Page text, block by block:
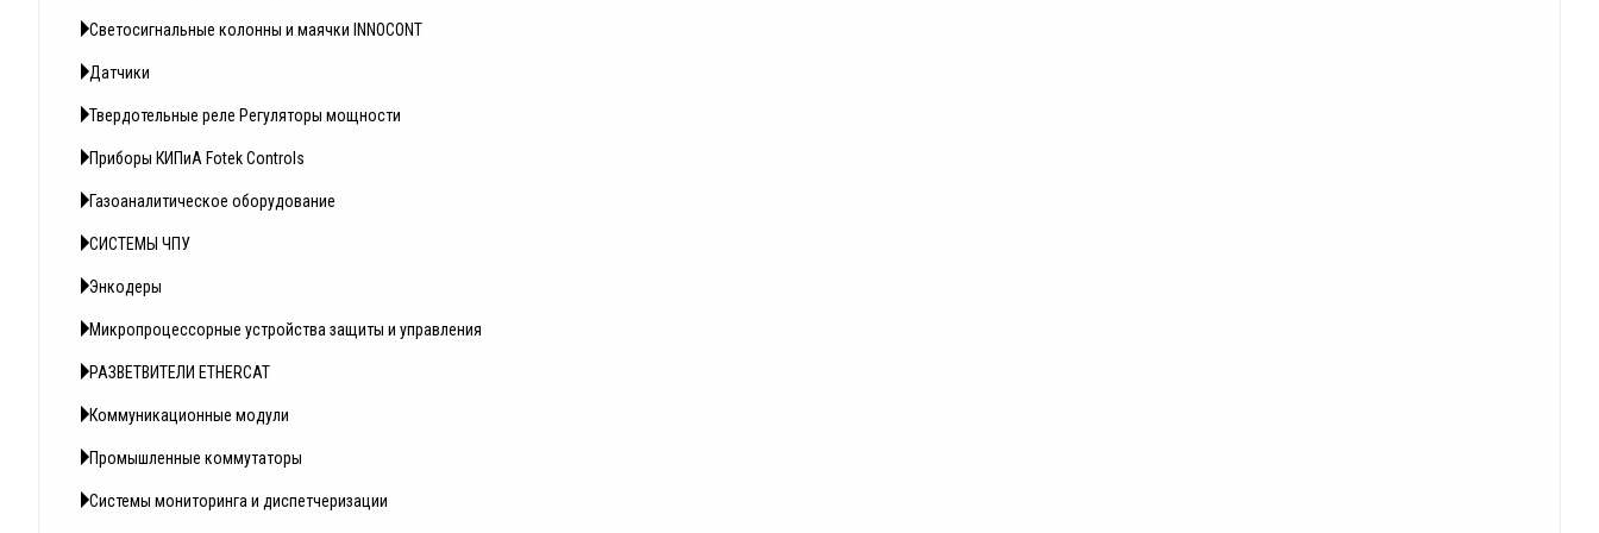
Светосигнальные колонны и маячки INNOCONT
Датчики
Твердотельные реле Регуляторы мощности
Приборы КИПиА Fotek Controls
Газоаналитическое оборудование
СИСТЕМЫ ЧПУ
Энкодеры
Микропроцессорные устройства защиты и управления
РАЗВЕТВИТЕЛИ ETHERCAT
Коммуникационные модули
Промышленные коммутаторы
Системы мониторинга и диспетчеризации